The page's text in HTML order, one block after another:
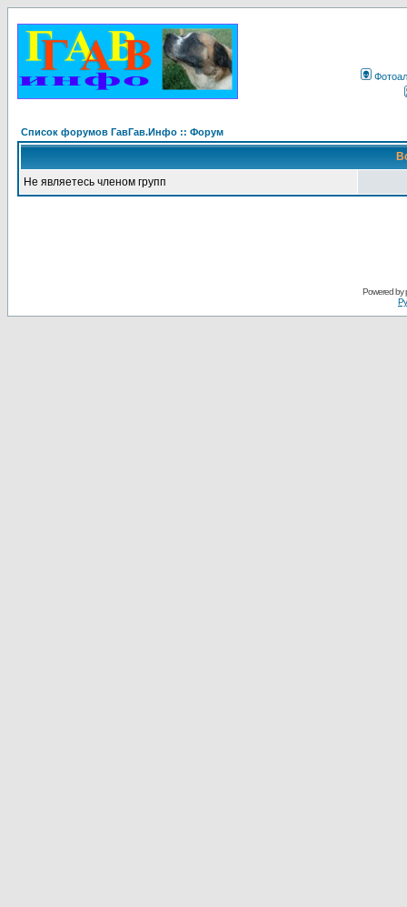
Список форумов ГавГав.Инфо :: Форум
Не являетесь членом групп
Powered by